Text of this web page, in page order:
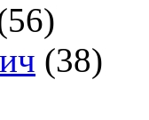
(38)